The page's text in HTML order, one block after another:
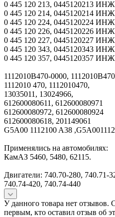
0 445 120 213, 0445120213
0 445 120 214, 0445120214
0 445 120 224, 0445120224
0 445 120 226, 0445120226
0 445 120 227, 0445120227
0 445 120 343, 0445120343
0 445 120 357, 0445120357
1112010B470-0000,
1112010 470, 1112010470,
13035011, 13024966,
612600080611, 612600080971
612600080972, 612600080924
612600080618, 201149061
G5A00 1112100 A38
Применялись на автомобилях:
КамАЗ 5460, 5480, 62115.
Двигатели: 740.70-280, 740.71-
740.74-420, 740.74-440
У данного товара нет отзывов.
первым, кто оставил отзыв об